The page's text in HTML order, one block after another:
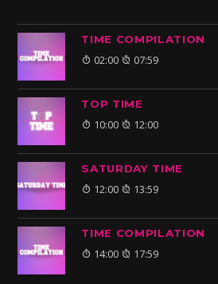
TIME COMPILATION
02:00 07:59
TOP TIME
10:00 12:00
SATURDAY TIME
12:00 13:59
TIME COMPILATION
14:00 17:59